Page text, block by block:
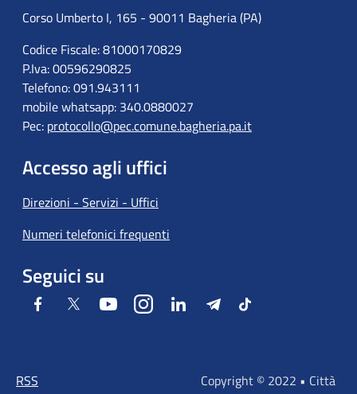
Corso Umberto I, 165 - 90011 Bagheria (PA)
Codice Fiscale: 81000170829
P.Iva: 00596290825
Telefono: 091.943111
mobile whatsapp: 340.0880027
Pec: protocollo@pec.comune.bagheria.pa.it
Accesso agli uffici
Direzioni - Servizi - Uffici
Numeri telefonici frequenti
Seguici su
Facebook Twitter YoutubeInstagramLinkedIn TelegramTiktok
RSS
Copyright © 2022 • Città